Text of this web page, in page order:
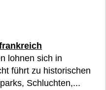
lohnen sich in
führt zu historischen
Schluchten,...